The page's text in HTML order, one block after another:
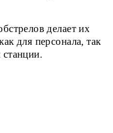
делает их
для персонала, так